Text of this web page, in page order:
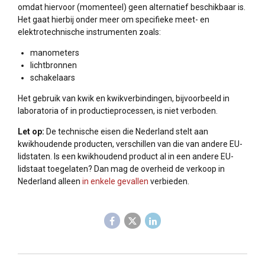
omdat hiervoor (momenteel) geen alternatief beschikbaar is.
Het gaat hierbij onder meer om specifieke meet- en
elektrotechnische instrumenten zoals:
manometers
lichtbronnen
schakelaars
Het gebruik van kwik en kwikverbindingen, bijvoorbeeld in
laboratoria of in productieprocessen, is niet verboden.
Let op: De technische eisen die Nederland stelt aan
kwikhoudende producten, verschillen van die van andere EU-
lidstaten. Is een kwikhoudend product al in een andere EU-
lidstaat toegelaten? Dan mag de overheid de verkoop in
Nederland alleen in enkele gevallen verbieden.